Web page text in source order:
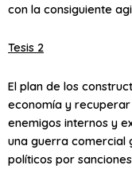
con la consiguiente
Tesis 2
El plan de los
economía y
enemigos internos y
una guerra comercial
políticos por